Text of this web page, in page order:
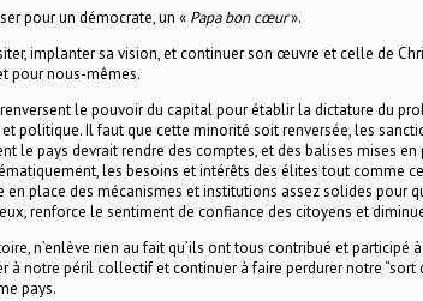
pour un démocrate, un « Papa bon cœur».
implanter sa vision, et continuer son œuvre et celle de
pour nous-mêmes.
le pouvoir du capital pour établir la dictature du
Il faut que cette minorité soit renversée, les
pays devrait rendre des comptes, et des balises mises
les besoins et intérêts des élites tout comme
place des mécanismes et institutions assez solides pour
renforce le sentiment de confiance des citoyens et
n’enlève rien au fait qu’ils ont tous contribué et
notre péril collectif et continuer à faire perdurer notre
pays.